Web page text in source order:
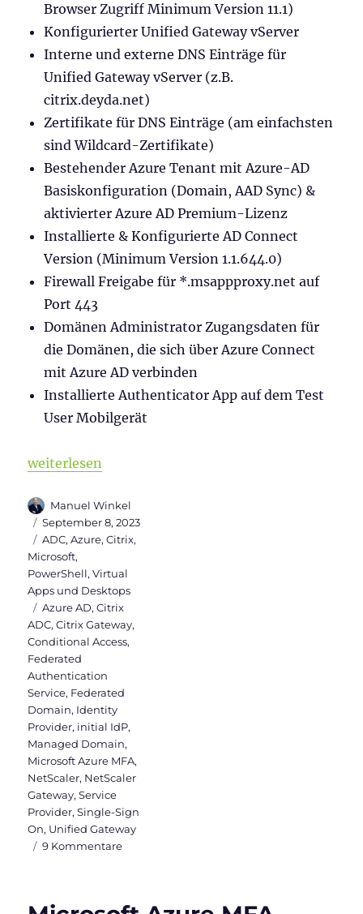
Browser Zugriff Minimum Version 11.1)
Konfigurierter Unified Gateway vServer
Interne und externe DNS Einträge für
Unified Gateway vServer (z.B.
citrix.deyda.net)
Zertifikate für DNS Einträge (am einfachsten
sind Wildcard-Zertifikate)
Bestehender Azure Tenant mit Azure-AD
Basiskonfiguration (Domain, AAD Sync) &
aktivierter Azure AD Premium-Lizenz
Installierte & Konfigurierte AD Connect
Version (Minimum Version 1.1.644.0)
Firewall Freigabe für *.msappproxy.net auf
Port 443
Domänen Administrator Zugangsdaten für
die Domänen, die sich über Azure Connect
mit Azure AD verbinden
Installierte Authenticator App auf dem Test
User Mobilgerät
„SAML Authentifizierung zwischen Citrix &
weiterlesen
Autor
Manuel Winkel
Veröffentlicht
am
September 8, 2023
Kategorien
ADC,Azure,Citrix,
Microsoft,
PowerShell,Virtual
Apps und Desktops
Schlagwörter
Azure AD,Citrix
ADC,Citrix Gateway,
Conditional Access,
Federated
Authentication
Service, Federated
Domain, Identity
Provider, initial IdP,
Managed Domain,
Microsoft Azure MFA,
NetScaler, NetScaler
Gateway,Service
Provider,Single-Sign
On, Unified Gateway
9 Kommentarezu